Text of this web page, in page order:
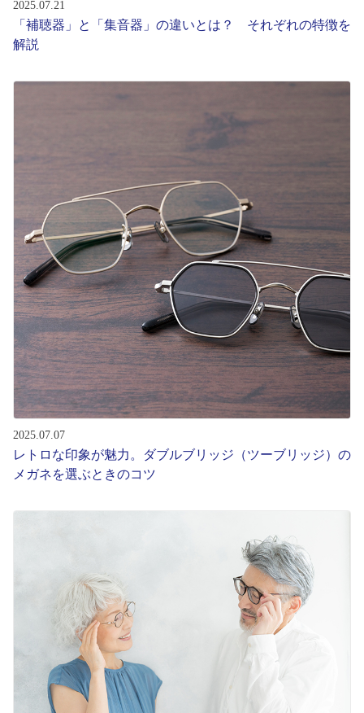
2025.07.21
「補聴器」と「集音器」の違いとは？ それぞれの特徴を
解説
2025.07.07
レトロな印象が魅力。ダブルブリッジ（ツーブリッジ）の
メガネを選ぶときのコツ